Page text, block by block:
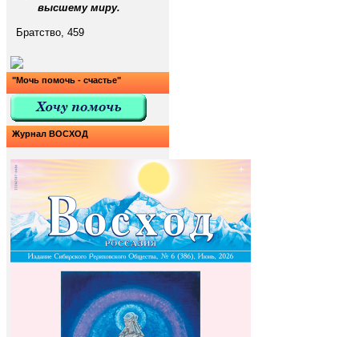
высшему миру.
Братство, 459
"Мочь помочь - счастье"
Журнал ВОСХОД